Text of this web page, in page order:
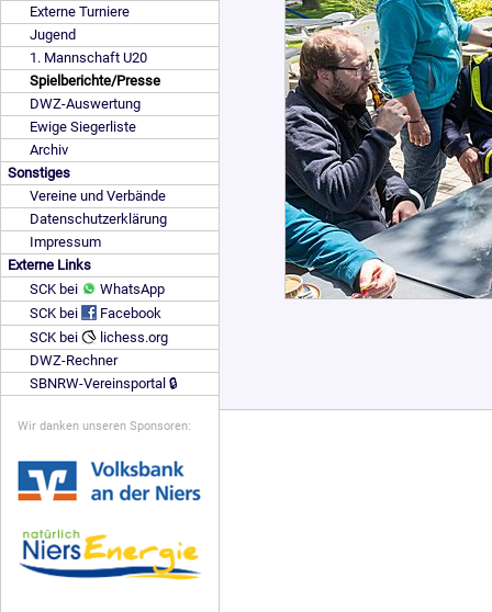
Externe Turniere
Jugend
1. Mannschaft U20
Spielberichte/Presse
DWZ-Auswertung
Ewige Siegerliste
Archiv
Sonstiges
Vereine und Verbände
Datenschutzerklärung
Impressum
Externe Links
SCK bei
WhatsApp
SCK bei
Facebook
SCK bei
lichess.org
DWZ-Rechner
SBNRW-Vereinsportal 🔒
Wir danken unseren Sponsoren: